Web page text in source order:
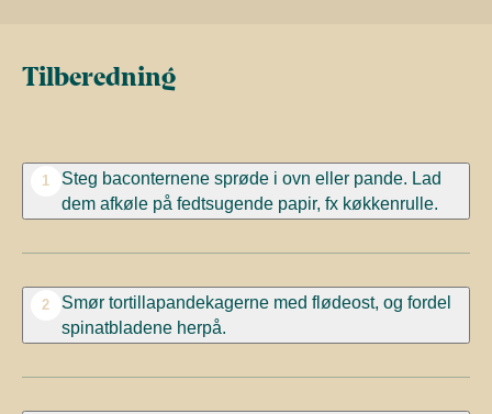
Tilberedning
1
Steg baconternene sprøde i ovn eller pande. Lad
dem afkøle på fedtsugende papir, fx køkkenrulle.
2
Smør tortillapandekagerne med flødeost, og fordel
spinatbladene herpå.